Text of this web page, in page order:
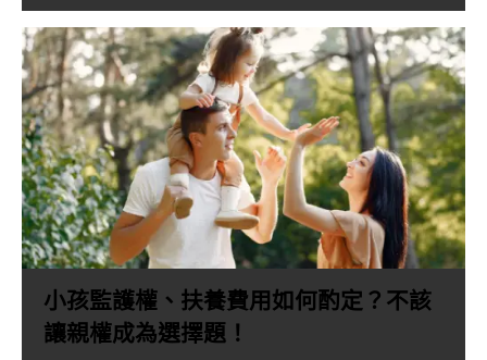
小孩監護權、扶養費用如何酌定？不該
讓親權成為選擇題！